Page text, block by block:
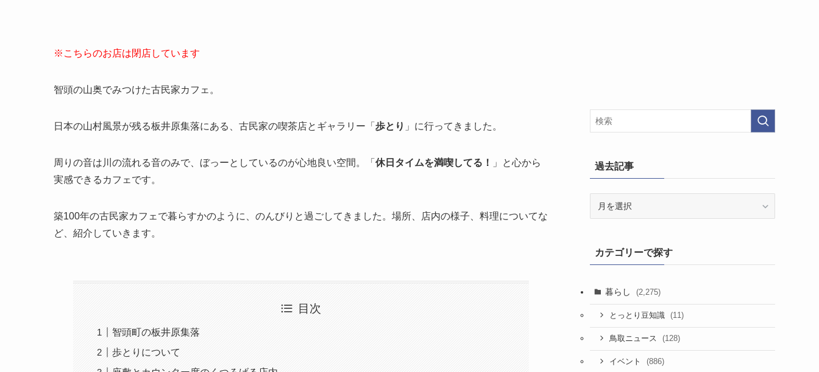
※こちらのお店は閉店しています
智頭の山奥でみつけた古民家カフェ。
日本の山村風景が残る板井原集落にある、古民家の喫茶店とギャラリー「 歩とり 」に行ってきました。
周りの音は川の流れる音のみで、ぼっーとしているのが心地良い空間。「 休日タイムを満喫してる！
」と心から
実感できるカフェです。
築100年の古民家カフェで暮らすかのように、のんびりと過ごしてきました。場所、店内の様子、料理についてな
ど、紹介していきます。
目次
智頭町の板井原集落
歩とりについて
過去記事
カテゴリーで探す
暮らし (2,275)
とっとり豆知識 (11)
鳥取ニュース (128)
イベント (886)